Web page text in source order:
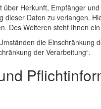
Herkunft, Empfänger
Daten zu verlangen.
Des Weiteren steht Ihnen
die
der Verarbeitung“.